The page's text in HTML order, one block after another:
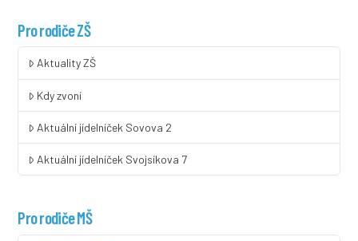
Pro rodiče ZŠ
Aktuality ZŠ
Kdy zvoní
Aktuální jídelníček Sovova 2
Aktuální jídelníček Svojsíkova 7
Pro rodiče MŠ